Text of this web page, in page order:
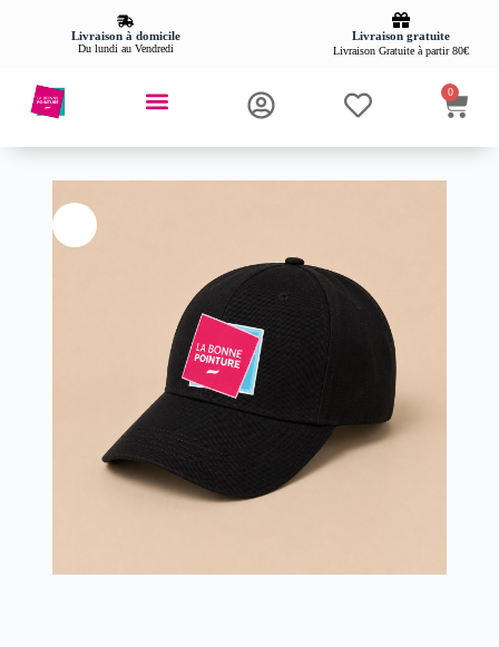
Livraison à domicile
Du lundi au Vendredi
Livraison gratuite
Livraison Gratuite à partir 80€
0